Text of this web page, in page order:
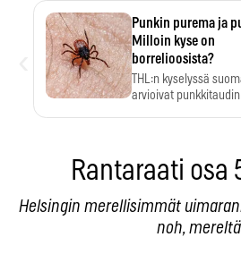
Punkin purema ja
Milloin kyse on
borrelioosista?
THL:n kyselyssä
arvioivat
Rantaraati osa
Helsingin merellisimmät
noh,